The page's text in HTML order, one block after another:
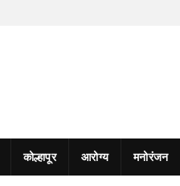
कोल्हापूर आरोग्य मनोरंजन